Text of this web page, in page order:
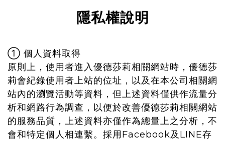
隱私權說明
① 個人資料取得
原則上，使用者進入優德莎莉相關網站時，優德莎
莉會紀錄使用者上站的位址，以及在本公司相關網
站內的瀏覽活動等資料，但上述資料僅供作流量分
析和網路行為調查，以便於改善優德莎莉相關網站
的服務品質，上述資料亦僅作為總量上之分析，不
會和特定個人相連繫。採用Facebook及LINE存